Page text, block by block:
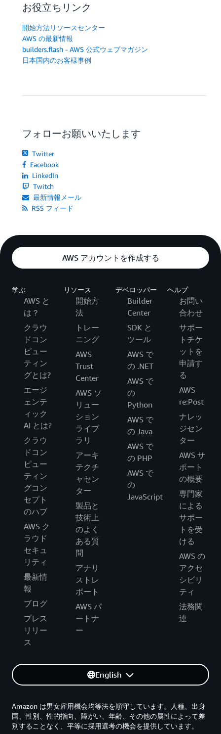
お役立ちリンク
開始方法リソースセンター
AWS の最新情報
builders.flash - AWS 公式ウェブマガジン
日本国内のお客様事例
フォローお願いいたします
Twitter
Facebook
LinkedIn
Twitch
最新情報メール
RSS フィード
AWS アカウントを作成する
学ぶ
AWS と
は？
クラウ
ドコン
ピュー
ティン
グとは?
エージ
ェンテ
ィック
AI とは?
クラウ
ドコン
ピュー
ティン
グコン
セプト
のハブ
AWS ク
ラウド
セキュ
リティ
最新情
報
ブログ
プレス
リリー
ス
リソース
開始方
法
トレー
ニング
AWS
Trust
Center
AWS ソ
リュー
ション
ライブ
ラリ
アーキ
テクチ
ャセン
ター
製品と
技術上
のよく
ある質
問
アナリ
ストレ
ポート
AWS パ
ートナ
ー
デベロッパー
Builder
Center
SDK と
ツール
AWS で
の .NET
AWS で
の
Python
AWS で
の Java
AWS で
の PHP
AWS で
の
JavaScript
ヘルプ
お問い
合わせ
サポー
トチケ
ットを
申請す
る
AWS
re:Post
ナレッ
ジセン
ター
AWS サ
ポート
の概要
専門家
による
サポー
トを受
ける
AWS の
アクセ
シビリ
ティ
法務関
連
English
Amazon は男女雇用機会均等法を順守しています。人種、出身
国、性別、性的指向、障がい、年齢、その他の属性によって差
別することなく、平等に採用選考の機会を提供しています。